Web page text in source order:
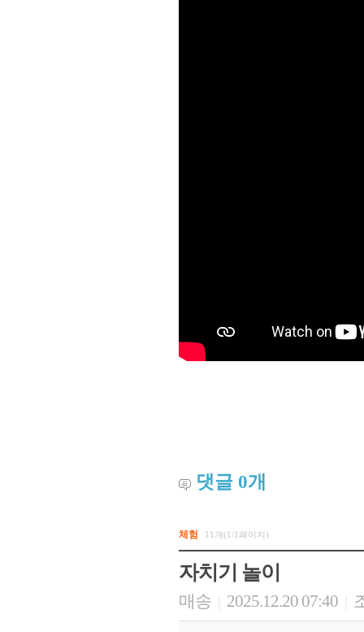
댓글 0개
체험 11개(1/1페이지)
자치기 놀이
매송 2025.12.20 07:40